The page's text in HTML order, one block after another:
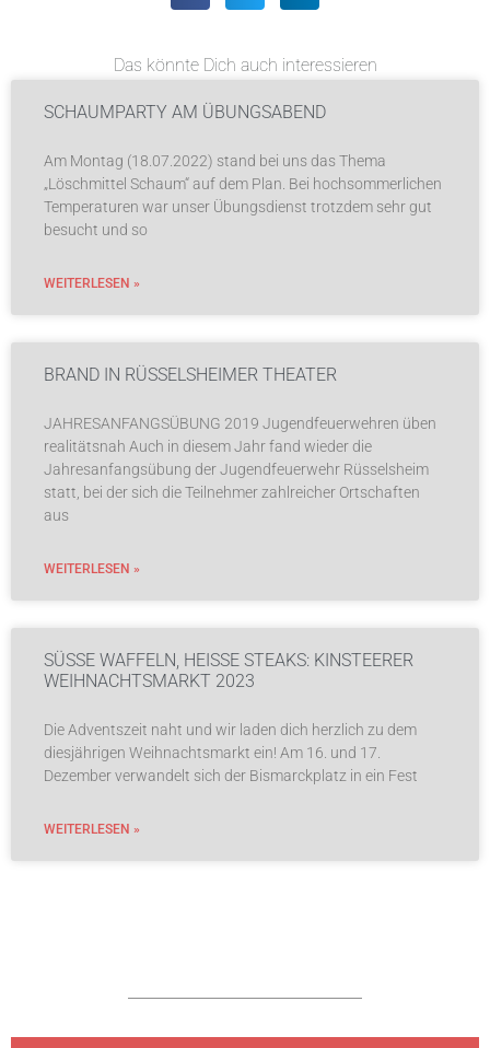
Das könnte Dich auch interessieren
SCHAUMPARTY AM ÜBUNGSABEND
Am Montag (18.07.2022) stand bei uns das Thema
„Löschmittel Schaum“ auf dem Plan. Bei hochsommerlichen
Temperaturen war unser Übungsdienst trotzdem sehr gut
besucht und so
WEITERLESEN »
BRAND IN RÜSSELSHEIMER THEATER
JAHRESANFANGSÜBUNG 2019 Jugendfeuerwehren üben
realitätsnah Auch in diesem Jahr fand wieder die
Jahresanfangsübung der Jugendfeuerwehr Rüsselsheim
statt, bei der sich die Teilnehmer zahlreicher Ortschaften
aus
WEITERLESEN »
SÜSSE WAFFELN, HEISSE STEAKS: KINSTEERER WE
IHNACHTSMARKT 2023
Die Adventszeit naht und wir laden dich herzlich zu dem
diesjährigen Weihnachtsmarkt ein! Am 16. und 17.
Dezember verwandelt sich der Bismarckplatz in ein Fest
WEITERLESEN »